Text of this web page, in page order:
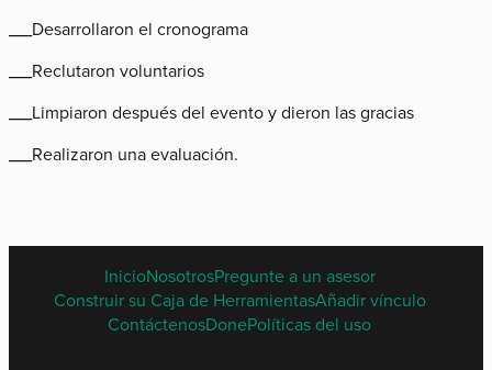
___Desarrollaron el cronograma
___Reclutaron voluntarios
___Limpiaron después del evento y dieron las gracias
___Realizaron una evaluación.
SPANISH
FOOTER
MENU
InicioNosotrosPregunte a un asesor
Construir su Caja de HerramientasAñadir vínculo
ContáctenosDonePolíticas del uso